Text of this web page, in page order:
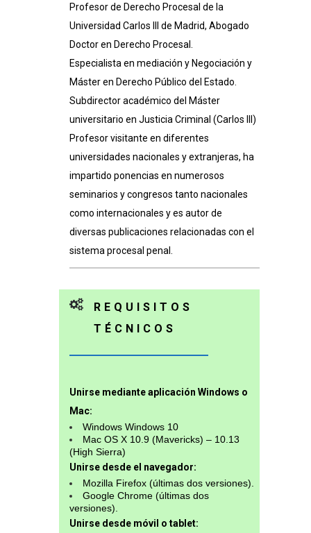
Profesor de Derecho Procesal de la
Universidad Carlos III de Madrid, Abogado
Doctor en Derecho Procesal.
Especialista en mediación y Negociación y
Máster en Derecho Público del Estado.
Subdirector académico del Máster
universitario en Justicia Criminal (Carlos III)
Profesor visitante en diferentes
universidades nacionales y extranjeras, ha
impartido ponencias en numerosos
seminarios y congresos tanto nacionales
como internacionales y es autor de
diversas publicaciones relacionadas con el
sistema procesal penal.
REQUISITOS
TÉCNICOS
Unirse mediante aplicación Windows o
Mac:
Windows Windows 10
Mac OS X 10.9 (Mavericks) – 10.13
(High Sierra)
Unirse desde el navegador:
Mozilla Firefox (últimas dos versiones).
Google Chrome (últimas dos
versiones).
Unirse desde móvil o tablet: